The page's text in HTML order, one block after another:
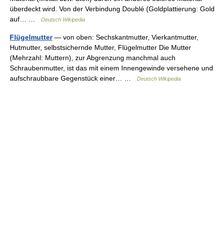
überdeckt wird. Von der Verbindung Doublé (Goldplattierung: Gold
auf… …
Deutsch Wikipedia
Flügelmutter— von oben: Sechskantmutter, Vierkantmutter,
Hutmutter, selbstsichernde Mutter, Flügelmutter Die Mutter
(Mehrzahl: Muttern), zur Abgrenzung manchmal auch
Schraubenmutter, ist das mit einem Innengewinde versehene und
aufschraubbare Gegenstück einer… …
Deutsch Wikipedia